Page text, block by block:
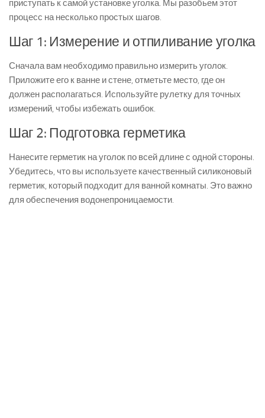
приступать к самой установке уголка. Мы разобьем этот
процесс на несколько простых шагов.
Шаг 1: Измерение и отпиливание уголка
Сначала вам необходимо правильно измерить уголок.
Приложите его к ванне и стене, отметьте место, где он
должен располагаться. Используйте рулетку для точных
измерений, чтобы избежать ошибок.
Шаг 2: Подготовка герметика
Нанесите герметик на уголок по всей длине с одной стороны.
Убедитесь, что вы используете качественный силиконовый
герметик, который подходит для ванной комнаты. Это важно
для обеспечения водонепроницаемости.